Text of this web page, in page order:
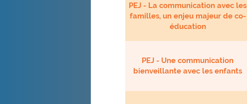
PEJ - La communication avec les
familles, un enjeu majeur de co-
éducation
PEJ - Une communication
bienveillante avec les enfants